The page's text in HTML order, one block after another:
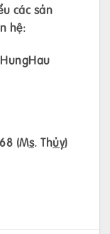
các sản
hệ:
(Ms. Thủy)